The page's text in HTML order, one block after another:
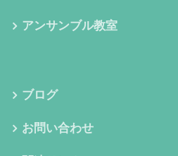
アンサンブル教室
ブログ
お問い合わせ